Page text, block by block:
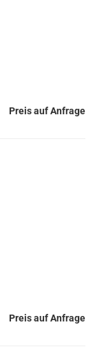
Preis auf Anfrage
Preis auf Anfrage